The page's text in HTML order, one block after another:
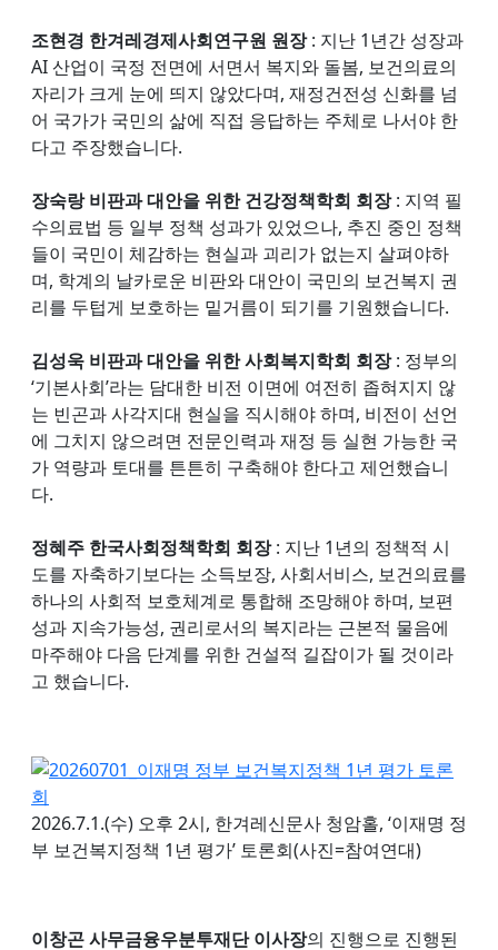
조현경 한겨레경제사회연구원 원장: 지난 1년간 성장과
AI 산업이 국정 전면에 서면서 복지와 돌봄, 보건의료의
자리가 크게 눈에 띄지 않았다며, 재정건전성 신화를 넘
어 국가가 국민의 삶에 직접 응답하는 주체로 나서야 한
다고 주장했습니다.
장숙랑 비판과 대안을 위한 건강정책학회 회장: 지역 필
수의료법 등 일부 정책 성과가 있었으나, 추진 중인 정책
들이 국민이 체감하는 현실과 괴리가 없는지 살펴야하
며, 학계의 날카로운 비판와 대안이 국민의 보건복지 권
리를 두텁게 보호하는 밑거름이 되기를 기원했습니다.
김성욱 비판과 대안을 위한 사회복지학회 회장: 정부의
‘기본사회’라는 담대한 비전 이면에 여전히 좁혀지지 않
는 빈곤과 사각지대 현실을 직시해야 하며, 비전이 선언
에 그치지 않으려면 전문인력과 재정 등 실현 가능한 국
가 역량과 토대를 튼튼히 구축해야 한다고 제언했습니
다.
정혜주 한국사회정책학회 회장: 지난 1년의 정책적 시
도를 자축하기보다는 소득보장, 사회서비스, 보건의료를
하나의 사회적 보호체계로 통합해 조망해야 하며, 보편
성과 지속가능성, 권리로서의 복지라는 근본적 물음에
마주해야 다음 단계를 위한 건설적 길잡이가 될 것이라
고 했습니다.
2026.7.1.(수) 오후 2시, 한겨레신문사 청암홀, ‘이재명 정
부 보건복지정책 1년 평가’ 토론회(사진=참여연대)
이창곤 사무금융우분투재단 이사장의 진행으로 진행된